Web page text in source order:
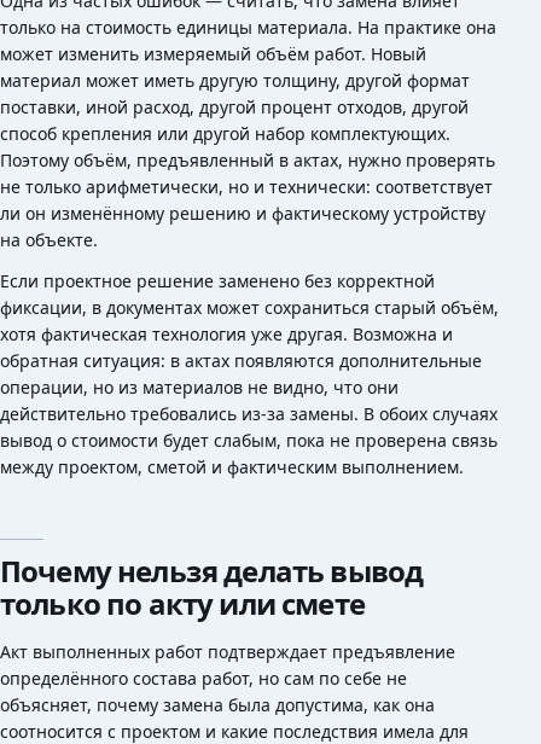
только на стоимость единицы материала. На практике она
может изменить измеряемый объём работ. Новый
материал может иметь другую толщину, другой формат
поставки, иной расход, другой процент отходов, другой
способ крепления или другой набор комплектующих.
Поэтому объём, предъявленный в актах, нужно проверять
не только арифметически, но и технически: соответствует
ли он изменённому решению и фактическому устройству
на объекте.
Если проектное решение заменено без корректной
фиксации, в документах может сохраниться старый объём,
хотя фактическая технология уже другая. Возможна и
обратная ситуация: в актах появляются дополнительные
операции, но из материалов не видно, что они
действительно требовались из-за замены. В обоих случаях
вывод о стоимости будет слабым, пока не проверена связь
между проектом, сметой и фактическим выполнением.
Почему нельзя делать вывод
только по акту или смете
Акт выполненных работ подтверждает предъявление
определённого состава работ, но сам по себе не
объясняет, почему замена была допустима, как она
соотносится с проектом и какие последствия имела для